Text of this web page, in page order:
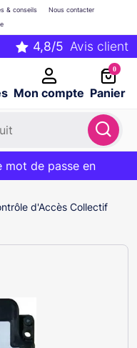
Mon compte
& conseils
Nous contacter
0
Panier
sur votre panier
le codeBIENVENUE
de passe en
d'Accès Collectif